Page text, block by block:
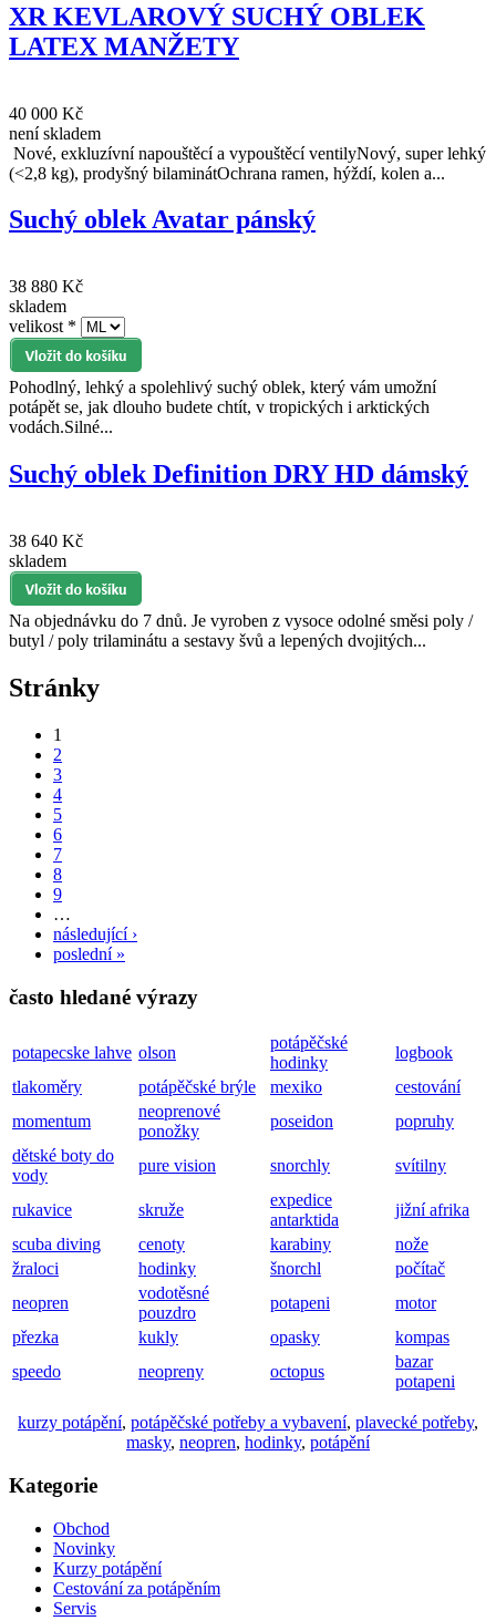
XR KEVLAROVÝ SUCHÝ OBLEK
LATEX MANŽETY
40 000 Kč
není skladem
Nové, exkluzívní napouštěcí a vypouštěcí ventilyNový, super lehký
(<2,8 kg), prodyšný bilaminátOchrana ramen, hýždí, kolen a...
Suchý oblek Avatar pánský
38 880 Kč
skladem
velikost *
Pohodlný, lehký a spolehlivý suchý oblek, který vám umožní
potápět se, jak dlouho budete chtít, v tropických i arktických
vodách.Silné...
Suchý oblek Definition DRY HD dámský
38 640 Kč
skladem
Na objednávku do 7 dnů. Je vyroben z vysoce odolné směsi poly /
butyl / poly trilaminátu a sestavy švů a lepených dvojitých...
Stránky
1
2
3
4
5
6
7
8
9
…
následující ›
poslední »
často hledané výrazy
potapecske lahve olson
potápěčské
hodinky
logbook
tlakoměry
potápěčské brýle mexiko
cestování
momentum
neoprenové
ponožky
poseidon
popruhy
dětské boty do
vody
pure vision snorchly svítilny
rukavice skruže
expedice
antarktida
jižní afrika
scuba diving
cenoty karabiny
nože
žraloci
hodinky šnorchl
počítač
neopren
vodotěsné
pouzdro
potapeni
motor
přezka
kukly opasky
kompas
speedo
neopreny octopus
bazar
potapeni
kurzy potápění, potápěčské potřeby a vybavení, plavecké potřeby,
masky, neopren, hodinky, potápění
Kategorie
Obchod
Novinky
Kurzy potápění
Cestování za potápěním
Servis